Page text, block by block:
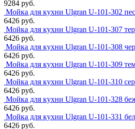
9284 руб.
Мойка для кухни Ulgran U-101-302
6426 руб.
Мойка для кухни Ulgran U-101-307
6426 руб.
Мойка для кухни Ulgran U-101-308
6426 руб.
Мойка для кухни Ulgran U-101-309
6426 руб.
Мойка для кухни Ulgran U-101-310
6426 руб.
Мойка для кухни Ulgran U-101-328
6426 руб.
Мойка для кухни Ulgran U-101-331
6426 руб.